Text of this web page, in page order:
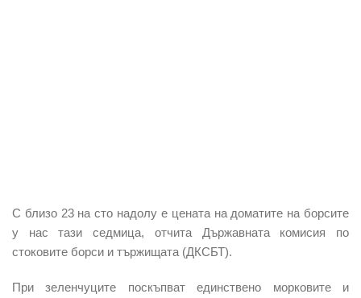
С близо 23 на сто надолу е цената на доматите на борсите
у нас тази седмица, отчита Държавната комисия по
стоковите борси и тържищата (ДКСБТ).
При зеленчуците поскъпват единствено морковите и